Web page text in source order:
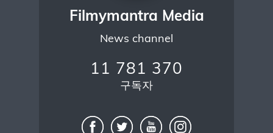
Filmymantra Media
News channel
11 781 370
구독자